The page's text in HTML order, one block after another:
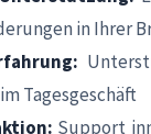
in Ihrer
Tagesgeschäft
Support